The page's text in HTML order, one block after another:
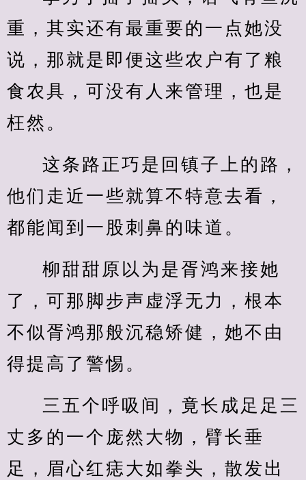
重，其实还有最重要的一点她没
说，那就是即便这些农户有了粮
食农具，可没有人来管理，也是
枉然。
这条路正巧是回镇子上的路，
他们走近一些就算不特意去看，
都能闻到一股刺鼻的味道。
柳甜甜原以为是胥鸿来接她
了，可那脚步声虚浮无力，根本
不似胥鸿那般沉稳矫健，她不由
得提高了警惕。
三五个呼吸间，竟长成足足三
丈多的一个庞然大物，臂长垂
足，眉心红痣大如拳头，散发出